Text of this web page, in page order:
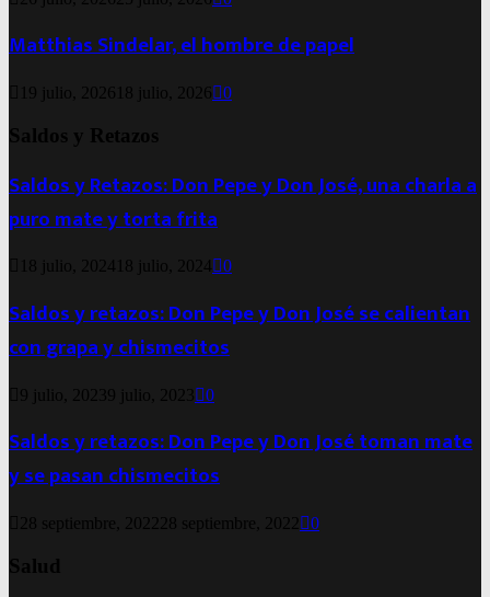
Matthias Sindelar, el hombre de papel
19 julio, 2026 18 julio, 2026 0
Saldos y Retazos
Saldos y Retazos: Don Pepe y Don José, una charla a
puro mate y torta frita
18 julio, 2024 18 julio, 2024 0
Saldos y retazos: Don Pepe y Don José se calientan
con grapa y chismecitos
9 julio, 20239 julio, 2023 0
Saldos y retazos: Don Pepe y Don José toman mate
y se pasan chismecitos
28 septiembre, 2022 28 septiembre, 2022 0
Salud